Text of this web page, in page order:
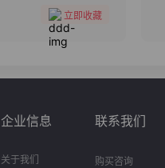
立即收藏
企业信息
关于我们
联系我们
购买咨询